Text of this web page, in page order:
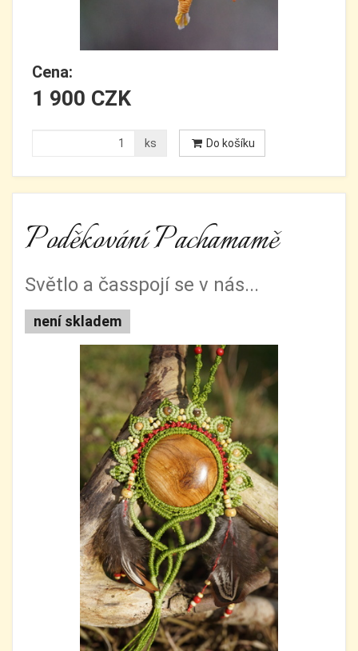
Cena:
1 900 CZK
ks Do košíku
Poděkování Pachamamě
Světlo a časspojí se v nás...
není skladem